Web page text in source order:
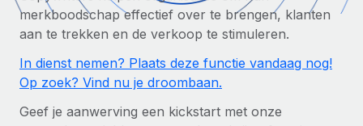
Zzp'ers internationaal onboarden en beheren
PEO
Ingewikkelde HR-taken eenvoudig uitbesteden
INFRASTRUCTUUR
Start-ups
Flexibele global HR en payroll solutions voor groeiende
bedrijven
Betalingscalculator voor zzp'ers
Ontdek valuta-opties en betaalsnelheden voor
Nederlands
Français
Deutsch
Inloggen
merkboodschap effectief over te brengen, klanten
aan te trekken en de verkoop te stimuleren.
In dienst nemen? Plaats deze functie vandaag nog!
Op zoek? Vind nu je droombaan.
Geef je aanwerving een kickstart met onze